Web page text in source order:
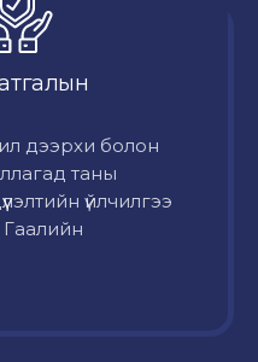
дээрхи болон
таны
үйлчилгээ
Гаалийн